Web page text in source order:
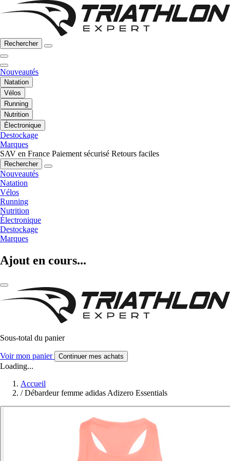
Rechercher
Nouveautés
Natation
Vélos
Running
Nutrition
Électronique
Destockage
Marques
SAV en France Paiement sécurisé Retours faciles
Rechercher
Nouveautés
Natation
Vélos
Running
Nutrition
Électronique
Destockage
Marques
Ajout en cours...
Sous-total du panier
Voir mon panier Continuer mes achats
Loading...
Accueil
/ Débardeur femme adidas Adizero Essentials